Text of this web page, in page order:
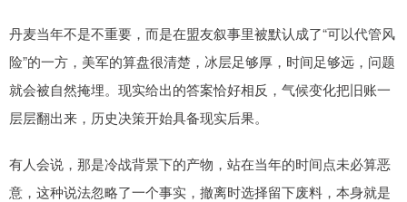
丹麦当年不是不重要，而是在盟友叙事里被默认成了“可以代管风
险”的一方，美军的算盘很清楚，冰层足够厚，时间足够远，问题
就会被自然掩埋。现实给出的答案恰好相反，气候变化把旧账一
层层翻出来，历史决策开始具备现实后果。
有人会说，那是冷战背景下的产物，站在当年的时间点未必算恶
意，这种说法忽略了一个事实，撤离时选择留下废料，本身就是